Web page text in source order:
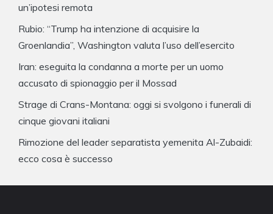
un’ipotesi remota
Rubio: “Trump ha intenzione di acquisire la
Groenlandia”, Washington valuta l’uso dell’esercito
Iran: eseguita la condanna a morte per un uomo
accusato di spionaggio per il Mossad
Strage di Crans-Montana: oggi si svolgono i funerali di
cinque giovani italiani
Rimozione del leader separatista yemenita Al-Zubaidi:
ecco cosa è successo